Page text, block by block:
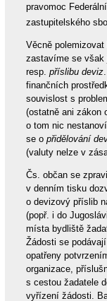
pravomoc
zastupitelského
Věcně
zastavíme se však
resp. příslibu deviz
finančních
souvislost s
(ostatně ani zákon
o tom nic
se o přidělování
(valuty nelze v
Čs. občan se
v denním tisku
o devizový příslib
(popř. i do
místa bydliště
Žádosti se
opatřeny
organizace,
s cestou žadatele
vyřízení žádosti.